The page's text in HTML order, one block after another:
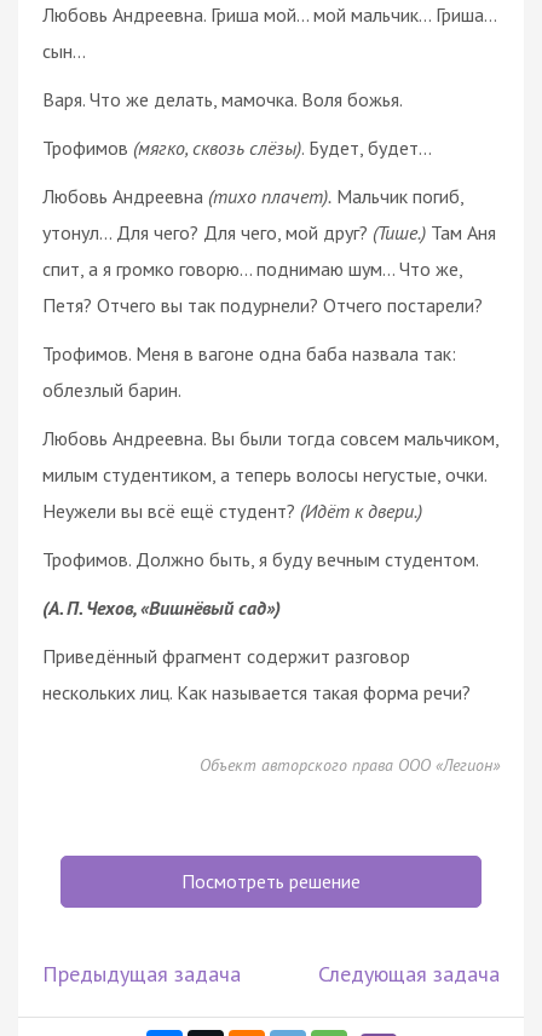
Любовь Андреевна. Гриша мой… мой мальчик… Гриша…
сын…
Варя. Что же делать, мамочка. Воля божья.
Трофимов (мягко, сквозь слёзы). Будет, будет…
Любовь Андреевна (тихо плачет). Мальчик погиб,
утонул… Для чего? Для чего, мой друг? (Тише.) Там Аня
спит, а я громко говорю… поднимаю шум… Что же,
Петя? Отчего вы так подурнели? Отчего постарели?
Трофимов. Меня в вагоне одна баба назвала так:
облезлый барин.
Любовь Андреевна. Вы были тогда совсем мальчиком,
милым студентиком, а теперь волосы негустые, очки.
Неужели вы всё ещё студент? (Идёт к двери.)
Трофимов. Должно быть, я буду вечным студентом.
(А. П. Чехов, «Вишнёвый сад»)
Приведённый фрагмент содержит разговор
нескольких лиц. Как называется такая форма речи?
Объект авторского права ООО «Легион»
Посмотреть решение
Предыдущая задача Следующая задача